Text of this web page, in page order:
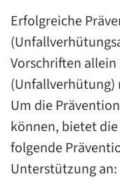
Erfolgreiche
Vorschriften
(Unfallverhütung)
Um die
können, bietet
folgende
Unterstützung an: